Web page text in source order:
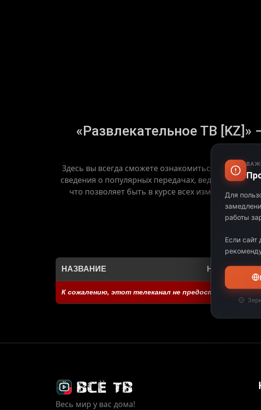
«Развлекательное ТВ [KZ]»
Здесь вы всегда сможете ознакомиться с полным
сведения о популярных передачах, ведущих и
что позволяет быть в курсе всех изменений и
НАЗВАНИЕ НАЧАЛО
К сожалению, этот телеканал не предоставил свою
Весь мир у вас дома!
Для
работы
Если сайт